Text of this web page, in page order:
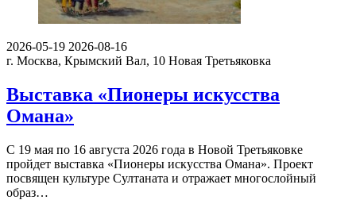
2026-05-19 2026-08-16
г. Москва, Крымский Вал, 10 Новая Третьяковка
Выставка «Пионеры искусства
Омана»
С 19 мая по 16 августа 2026 года в Новой Третьяковке
пройдет выставка «Пионеры искусства Омана». Проект
посвящен культуре Султаната и отражает многослойный
образ…